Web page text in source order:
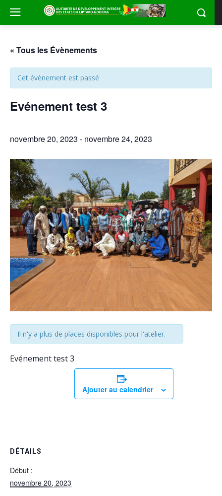
« Tous les Évènements
Cet évènement est passé
Evénement test 3
novembre 20, 2023 - novembre 24, 2023
Il n'y a plus de places disponibles pour l'atelier.
Evénement test 3
Ajouter au calendrier
DÉTAILS
Début :
novembre 20, 2023